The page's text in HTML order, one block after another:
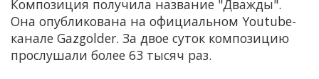
Композиция получила название "Дважды".
Она опубликована на официальном Youtube-
канале Gazgolder. За двое суток композицию
прослушали более 63 тысяч раз.